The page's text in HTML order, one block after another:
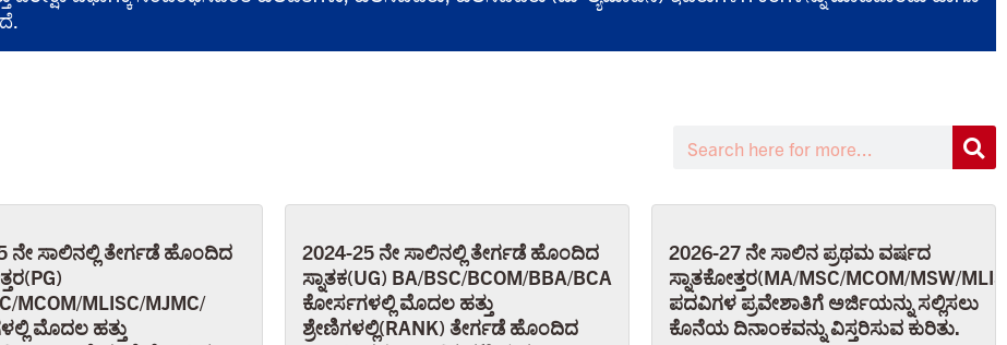
ನೇ ಸಾಲಿನಲ್ಲಿ ತೇರ್ಗಡೆ ಹೊಂದಿದ
MCOM/MLISC/MJMC/
ಮೊದಲ ಹತ್ತು
2024-25 ನೇ ಸಾಲಿನಲ್ಲಿ ತೇರ್ಗಡೆ ಹೊಂದಿದ
ಸ್ನಾತಕ(UG) BA/BSC/BCOM/BBA/BCA
ಕೋರ್ಸಗಳಲ್ಲಿ ಮೊದಲ ಹತ್ತು
ಶ್ರೇಣಿಗಳಲ್ಲಿ(RANK) ತೇರ್ಗಡೆ ಹೊಂದಿದ
2026-27 ನೇ ಸಾಲಿನ ಪ್ರಥಮ ವರ್ಷದ
ಸ್ನಾತಕೋತ್ತರ(MA/MSC/MCOM/MSW/
ಪದವಿಗಳ ಪ್ರವೇಶಾತಿಗೆ ಅರ್ಜಿಯನ್ನು ಸಲ್ಲಿಸಲು
ಕೊನೆಯ ದಿನಾಂಕವನ್ನು ವಿಸ್ತರಿಸುವ ಕುರಿತು.